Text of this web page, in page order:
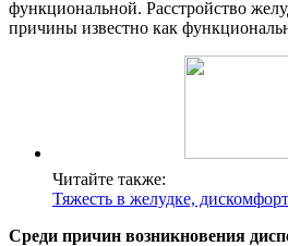
функциональной. Расстройство
причины известно как
Читайте также:
Тяжесть в желудке,
Среди причин возникновения